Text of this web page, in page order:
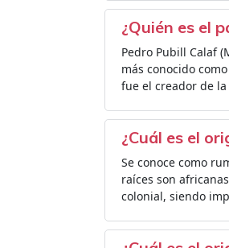
¿Quién es el
Pedro Pubill Calaf
más conocido
fue el creador de
¿Cuál es el
Se conoce como
raíces son
colonial, siendo